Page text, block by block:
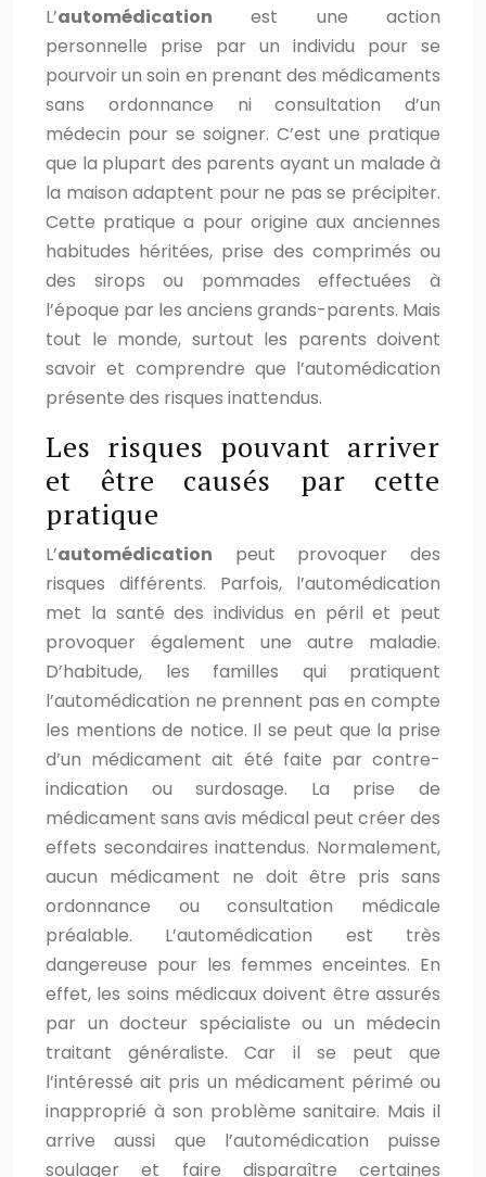
L’automédication est une action
personnelle prise par un individu pour se
pourvoir un soin en prenant des médicaments
sans ordonnance ni consultation d’un
médecin pour se soigner. C’est une pratique
que la plupart des parents ayant un malade à
la maison adaptent pour ne pas se précipiter.
Cette pratique a pour origine aux anciennes
habitudes héritées, prise des comprimés ou
des sirops ou pommades effectuées à
l’époque par les anciens grands-parents. Mais
tout le monde, surtout les parents doivent
savoir et comprendre que l’automédication
présente des risques inattendus.
Les risques pouvant arriver
et être causés par cette
pratique
L’automédication peut provoquer des
risques différents. Parfois, l’automédication
met la santé des individus en péril et peut
provoquer également une autre maladie.
D’habitude, les familles qui pratiquent
l’automédication ne prennent pas en compte
les mentions de notice. Il se peut que la prise
d’un médicament ait été faite par contre-
indication ou surdosage. La prise de
médicament sans avis médical peut créer des
effets secondaires inattendus. Normalement,
aucun médicament ne doit être pris sans
ordonnance ou consultation médicale
préalable. L’automédication est très
dangereuse pour les femmes enceintes. En
effet, les soins médicaux doivent être assurés
par un docteur spécialiste ou un médecin
traitant généraliste. Car il se peut que
l’intéressé ait pris un médicament périmé ou
inapproprié à son problème sanitaire. Mais il
arrive aussi que l’automédication puisse
soulager et faire disparaître certaines